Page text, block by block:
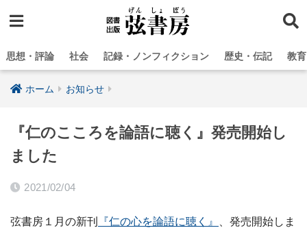
思想・評論 社会 記録・ノンフィクション 歴史・伝記 教
ホーム お知らせ
『仁のこころを論語に聴く』発売開始し
ました
2021/02/04
弦書房１月の新刊 『仁の心を論語に聴く』
、発売開始しま